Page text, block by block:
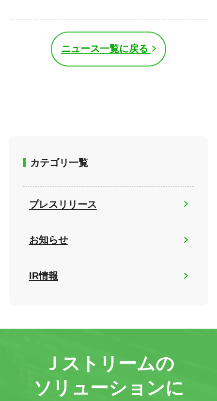
ニュース一覧に戻る
カテゴリ一覧
プレスリリース
お知らせ
IR情報
Ｊストリームの
ソリューションに